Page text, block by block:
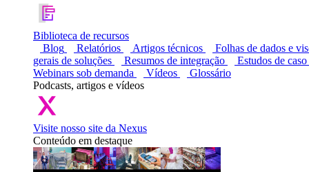
Biblioteca de recursos
Blog
Relatórios Artigos técnicos
Folhas de dados e
gerais de soluções
Resumos de integração
Estudos de caso
Webinars sob demanda
Vídeos
Glossário
Podcasts, artigos e vídeos
Visite nosso site da Nexus
Conteúdo em destaque